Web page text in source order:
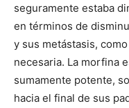
seguramente estaba
en términos de
y sus metástasis,
necesaria. La morfina
sumamente potente,
hacia el final de sus